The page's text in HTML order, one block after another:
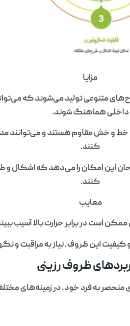
مزایا
متنوعی تولید می‌شوند که
داخلی هماهنگ شوند.
خط و خش مقاوم هستند و می‌توانند
کنند.
این امکان را می‌دهد که اشکال و
کنند.
معایب
است در برابر حرارت بالا آسیب
این ظروف، نیاز به مراقبت و
ظروف رزینی
به فرد خود، در زمینه‌های